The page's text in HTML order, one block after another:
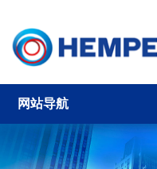
网站导航